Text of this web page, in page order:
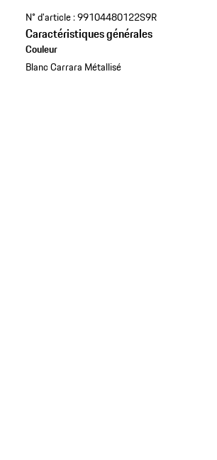
N° d'article :99104480122S9R
Caractéristiques générales
Couleur
Blanc Carrara Métallisé